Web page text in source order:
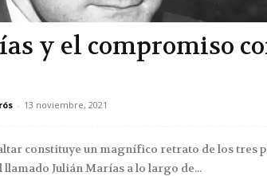
y el compromiso
- 13 noviembre, 2021
constituye un magnífico retrato de los tres
llamado Julián Marías a lo largo de...